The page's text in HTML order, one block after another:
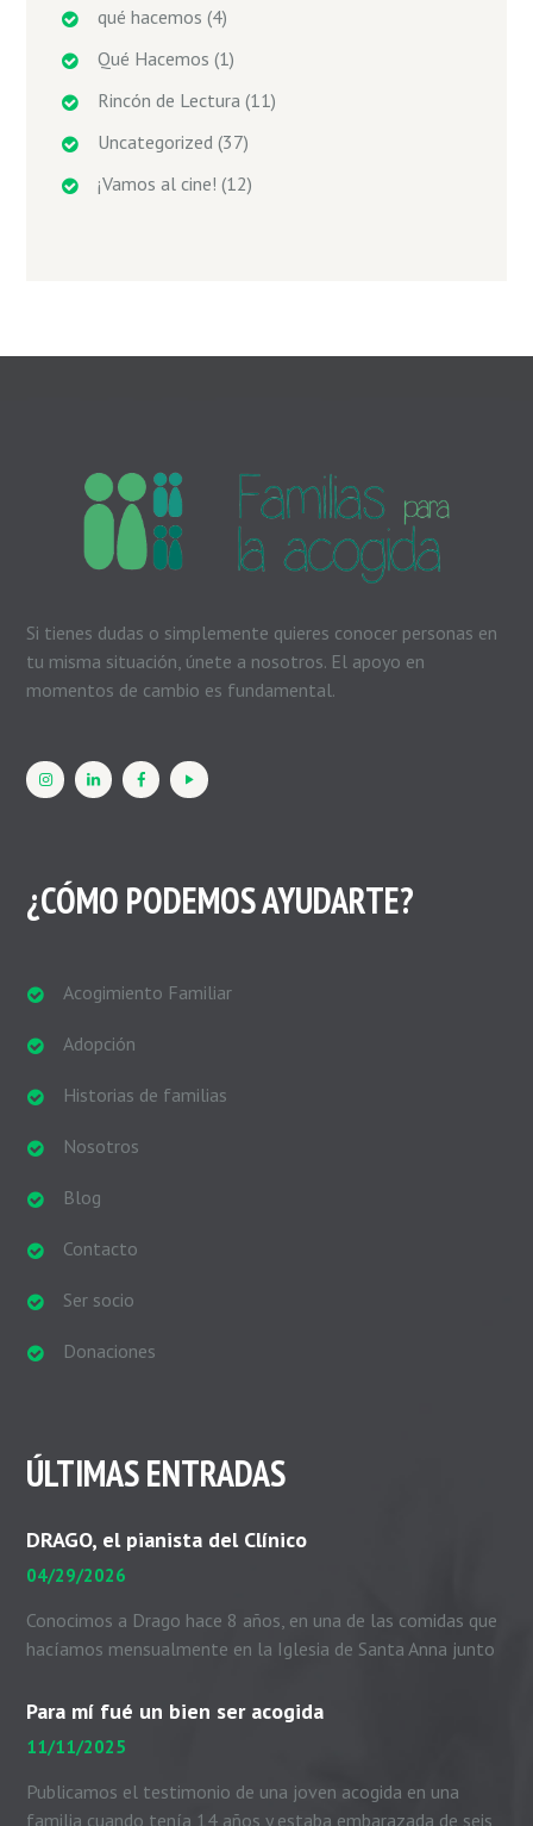
qué hacemos (4)
Qué Hacemos (1)
Rincón de Lectura (11)
Uncategorized (37)
¡Vamos al cine! (12)
Si tienes dudas o simplemente quieres conocer personas en
tu misma situación, únete a nosotros. El apoyo en
momentos de cambio es fundamental.
¿CÓMO PODEMOS AYUDARTE?
Acogimiento Familiar
Adopción
Historias de familias
Nosotros
Blog
Contacto
Ser socio
Donaciones
ÚLTIMAS ENTRADAS
DRAGO, el pianista del Clínico
04/29/2026
Conocimos a Drago hace 8 años, en una de las comidas que
hacíamos mensualmente en la Iglesia de Santa Anna junto
Para mí fué un bien ser acogida
11/11/2025
Publicamos el testimonio de una joven acogida en una
familia cuando tenía 14 años y estaba embarazada de seis